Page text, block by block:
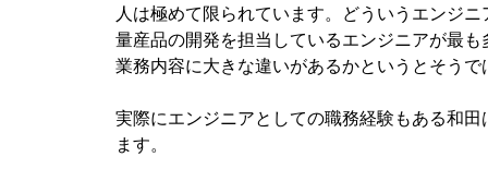
人は極めて限られています。どういうエンジ
量産品の開発を担当しているエンジニアが最
業務内容に大きな違いがあるかというとそう
実際にエンジニアとしての職務経験もある和
ます。